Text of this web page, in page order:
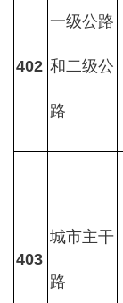
402
一级公路
和二级公
路
403
城市主干
路